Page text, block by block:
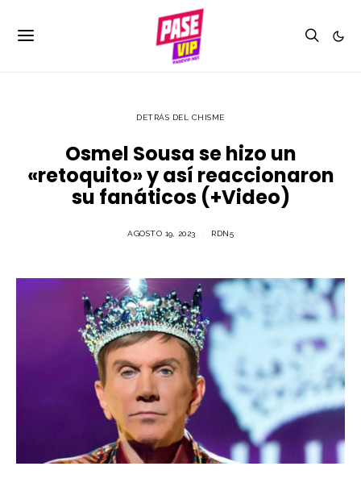
DETRÁS DEL CHISME
Osmel Sousa se hizo un
«retoquito» y así reaccionaron
su fanáticos (+Video)
AGOSTO 19, 2023 RDN5